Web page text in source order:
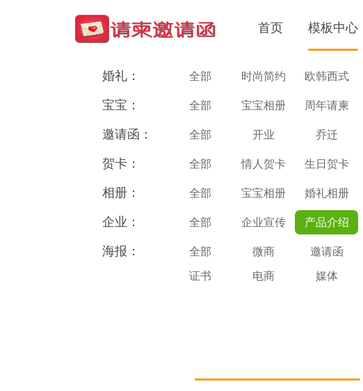
首页 模板中心
婚礼： 全部 时尚简约 欧韩西式
宝宝： 全部 宝宝相册 周年请柬
邀请函： 全部 开业 乔迁
贺卡： 全部 情人贺卡 生日贺卡
相册： 全部 宝宝相册 婚礼相册
企业： 全部 企业宣传 产品介绍
海报： 全部 微商 邀请函
证书 电商 媒体